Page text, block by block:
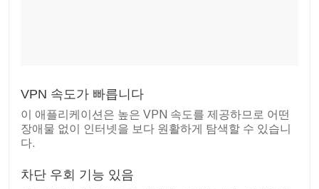
VPN 속도가 빠릅니다
이 애플리케이션은 높은 VPN 속도를 제공하므로 어떤
장애물 없이 인터넷을 보다 원활하게 탐색할 수 있습니
다.
차단 우회 기능 있음